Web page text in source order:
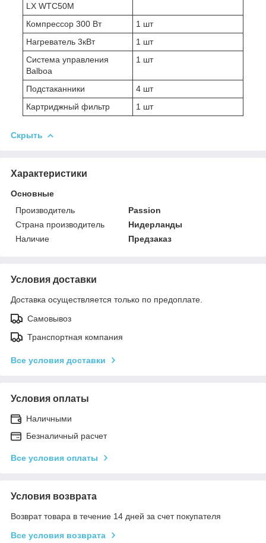
LX WTC50M
Компрессор 300 Вт
1 шт
Нагреватель 3кВт
1 шт
Система управления
Balboa
1 шт
Подстаканники
4 шт
Картриджный фильтр
1 шт
Скрыть
Характеристики
Основные
Производитель
Passion
Страна производитель
Нидерланды
Наличие
Предзаказ
Условия доставки
Доставка осуществляется только по предоплате.
Самовывоз
Транспортная компания
Все условия доставки
Условия оплаты
Наличными
Безналичный расчет
Все условия оплаты
Условия возврата
Возврат товара в течение 14 дней за счет покупателя
Все условия возврата